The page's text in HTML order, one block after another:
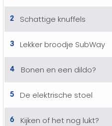
2 Schattige knuffels
3 Lekker broodje SubWay
4 Bonen en een dildo?
5 De elektrische stoel
6 Kijken of het nog lukt?